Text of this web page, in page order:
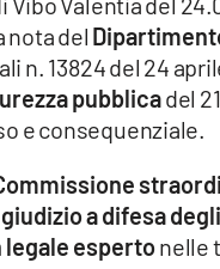
nota del
n. 13824 del 24
pubblicadel
e consequenziale.
a difesa
legale espertonelle